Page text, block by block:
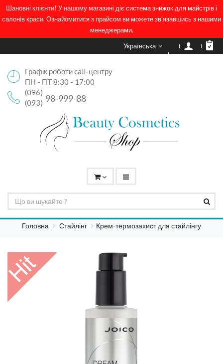
Шановні клієнти! У нашому магазині діє система знижок для майстрів і
салонів краси. Ознайомитися з прайсом ви можете зв'язавшись з нашими
менеджерами.
Українська
Графік роботи call-центру
ПН - ПТ 8:30 - 17:00
(096)
98-999-88
(093)
Головна Стайлінг Крем-термозахист для стайлінгу